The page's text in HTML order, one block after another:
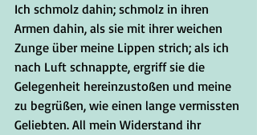
Ich schmolz dahin; schmolz in ihren
Armen dahin, als sie mit ihrer weichen
Zunge über meine Lippen strich; als ich
nach Luft schnappte, ergriff sie die
Gelegenheit hereinzustoßen und meine
zu begrüßen, wie einen lange vermissten
Geliebten. All mein Widerstand ihr